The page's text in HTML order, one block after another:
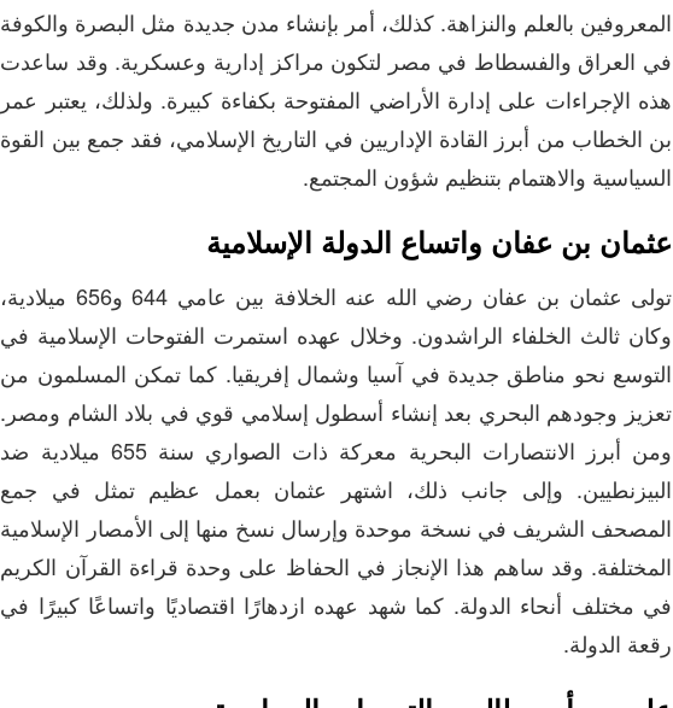
المعروفين بالعلم والنزاهة. كذلك، أمر بإنشاء مدن جديدة مثل البصرة والكوفة
في العراق والفسطاط في مصر لتكون مراكز إدارية وعسكرية. وقد ساعدت
هذه الإجراءات على إدارة الأراضي المفتوحة بكفاءة كبيرة. ولذلك، يعتبر عمر
بن الخطاب من أبرز القادة الإداريين في التاريخ الإسلامي، فقد جمع بين القوة
السياسية والاهتمام بتنظيم شؤون المجتمع.
عثمان بن عفان واتساع الدولة الإسلامية
تولى عثمان بن عفان رضي الله عنه الخلافة بين عامي 644 و656 ميلادية،
وكان ثالث الخلفاء الراشدون. وخلال عهده استمرت الفتوحات الإسلامية في
التوسع نحو مناطق جديدة في آسيا وشمال إفريقيا. كما تمكن المسلمون من
تعزيز وجودهم البحري بعد إنشاء أسطول إسلامي قوي في بلاد الشام ومصر.
ومن أبرز الانتصارات البحرية معركة ذات الصواري سنة 655 ميلادية ضد
البيزنطيين. وإلى جانب ذلك، اشتهر عثمان بعمل عظيم تمثل في جمع
المصحف الشريف في نسخة موحدة وإرسال نسخ منها إلى الأمصار الإسلامية
المختلفة. وقد ساهم هذا الإنجاز في الحفاظ على وحدة قراءة القرآن الكريم
في مختلف أنحاء الدولة. كما شهد عهده ازدهارًا اقتصاديًا واتساعًا كبيرًا في
رقعة الدولة.